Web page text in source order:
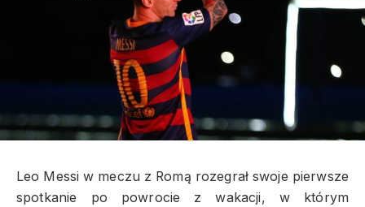
Leo Messi w meczu z Romą rozegrał swoje pierwsze
spotkanie po powrocie z wakacji, w którym